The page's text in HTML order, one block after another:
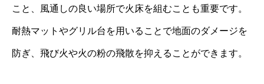
こと、風通しの良い場所で火床を組むことも重要です。
耐熱マットやグリル台を用いることで地面のダメージを
防ぎ、飛び火や火の粉の飛散を抑えることができます。